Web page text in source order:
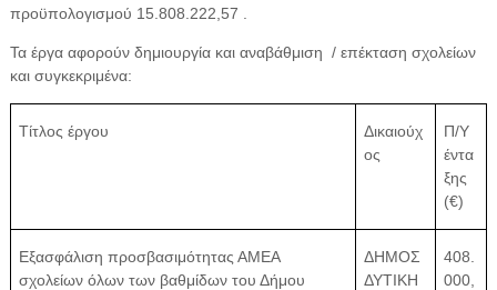
προϋπολογισμού 15.808.222,57 .
Τα έργα αφορούν δημιουργία και αναβάθμιση / επέκταση σχολείων
και συγκεκριμένα:
Τίτλος έργου
Δικαιούχ
ος
Π/Υ
έντα
ξης
(€)
Εξασφάλιση προσβασιμότητας ΑΜΕΑ
σχολείων όλων των βαθμίδων του Δήμου
ΔΗΜΟΣ
ΔΥΤΙΚΗ
408.
000,